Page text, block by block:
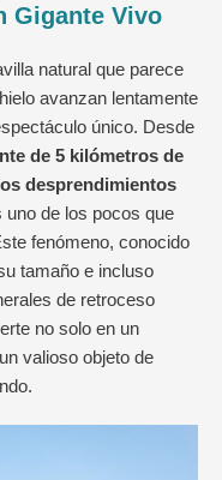
Gigante Vivo
natural que parece
avanzan lentamente
único. Desde
de 5 kilómetros de
desprendimientos
de los pocos que
fenómeno, conocido
tamaño e incluso
de retroceso
no solo en un
valioso objeto de